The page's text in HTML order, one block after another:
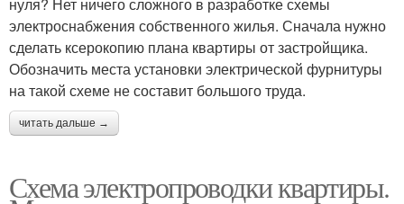
электроснабжения собственного жилья. Сначала нужно
сделать ксерокопию плана квартиры от застройщика.
Обозначить места установки электрической фурнитуры
на такой схеме не составит большого труда.
читать дальше →
Схема электропроводки квартиры.